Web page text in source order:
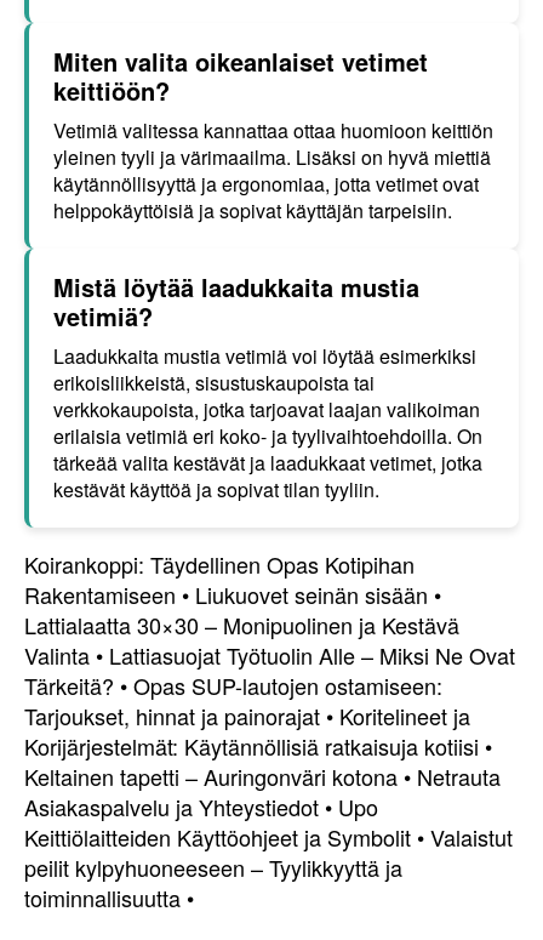
Miten valita oikeanlaiset vetimet
keittiöön?
Vetimiä valitessa kannattaa ottaa huomioon keittiön
yleinen tyyli ja värimaailma. Lisäksi on hyvä miettiä
käytännöllisyyttä ja ergonomiaa, jotta vetimet ovat
helppokäyttöisiä ja sopivat käyttäjän tarpeisiin.
Mistä löytää laadukkaita mustia
vetimiä?
Laadukkaita mustia vetimiä voi löytää esimerkiksi
erikoisliikkeistä, sisustuskaupoista tai
verkkokaupoista, jotka tarjoavat laajan valikoiman
erilaisia vetimiä eri koko- ja tyylivaihtoehdoilla. On
tärkeää valita kestävät ja laadukkaat vetimet, jotka
kestävät käyttöä ja sopivat tilan tyyliin.
Koirankoppi: Täydellinen Opas Kotipihan
Rakentamiseen • Liukuovet seinän sisään •
Lattialaatta 30×30 – Monipuolinen ja Kestävä
Valinta • Lattiasuojat Työtuolin Alle – Miksi Ne Ovat
Tärkeitä? •Opas SUP-lautojen ostamiseen:
Tarjoukset, hinnat ja painorajat • Koritelineet ja
Korijärjestelmät: Käytännöllisiä ratkaisuja kotiisi •
Keltainen tapetti – Auringonväri kotona • Netrauta
Asiakaspalvelu ja Yhteystiedot • Upo
Keittiölaitteiden Käyttöohjeet ja Symbolit •Valaistut
peilit kylpyhuoneeseen – Tyylikkyyttä ja
toiminnallisuutta •